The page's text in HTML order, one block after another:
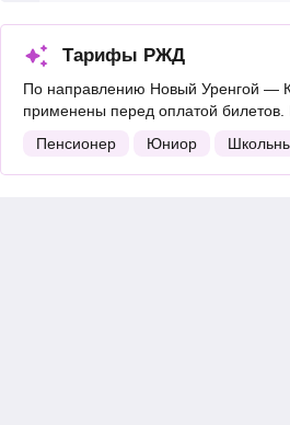
Тарифы РЖД
По направлению Новый Уренгой —
применены перед оплатой
Пенсионер
Юниор